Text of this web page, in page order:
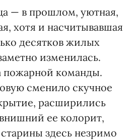
— в прошлом, уютная,
хотя и насчитывавшая
десятков жилых
изменилась.
пожарной команды.
сменило скучное
расширились
ее колорит,
здесь незримо